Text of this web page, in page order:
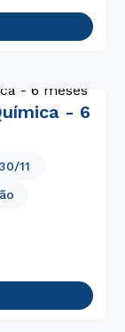
- 6
11